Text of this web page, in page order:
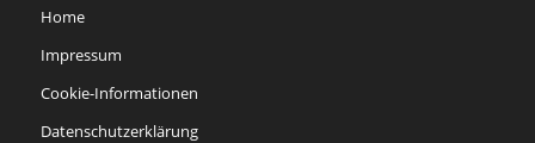
Home
Impressum
Cookie-Informationen
Datenschutzerklärung